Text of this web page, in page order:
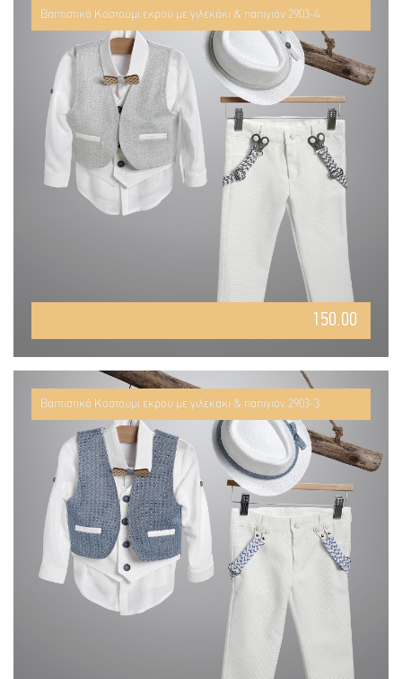
Βαπτιστικό Κοστούμι εκρού με γιλεκάκι & παπιγιόν 2903-4
150.00
Βαπτιστικό Κοστούμι εκρού με γιλεκάκι & παπιγιόν 2903-3